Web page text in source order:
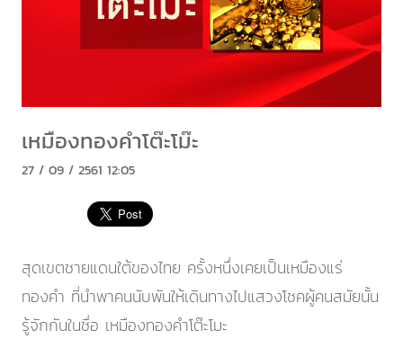
เหมืองทองคำโต๊ะโม๊ะ
27 / 09 / 2561 12:05
สุดเขตชายแดนใต้ของไทย ครั้งหนึ่งเคยเป็นเหมืองแร่
ทองคำ ที่นำพาคนนับพันให้เดินทางไปแสวงโชคผู้คนสมัยนั้น
รู้จักกันในชื่อ เหมืองทองคำโต๊ะโมะ